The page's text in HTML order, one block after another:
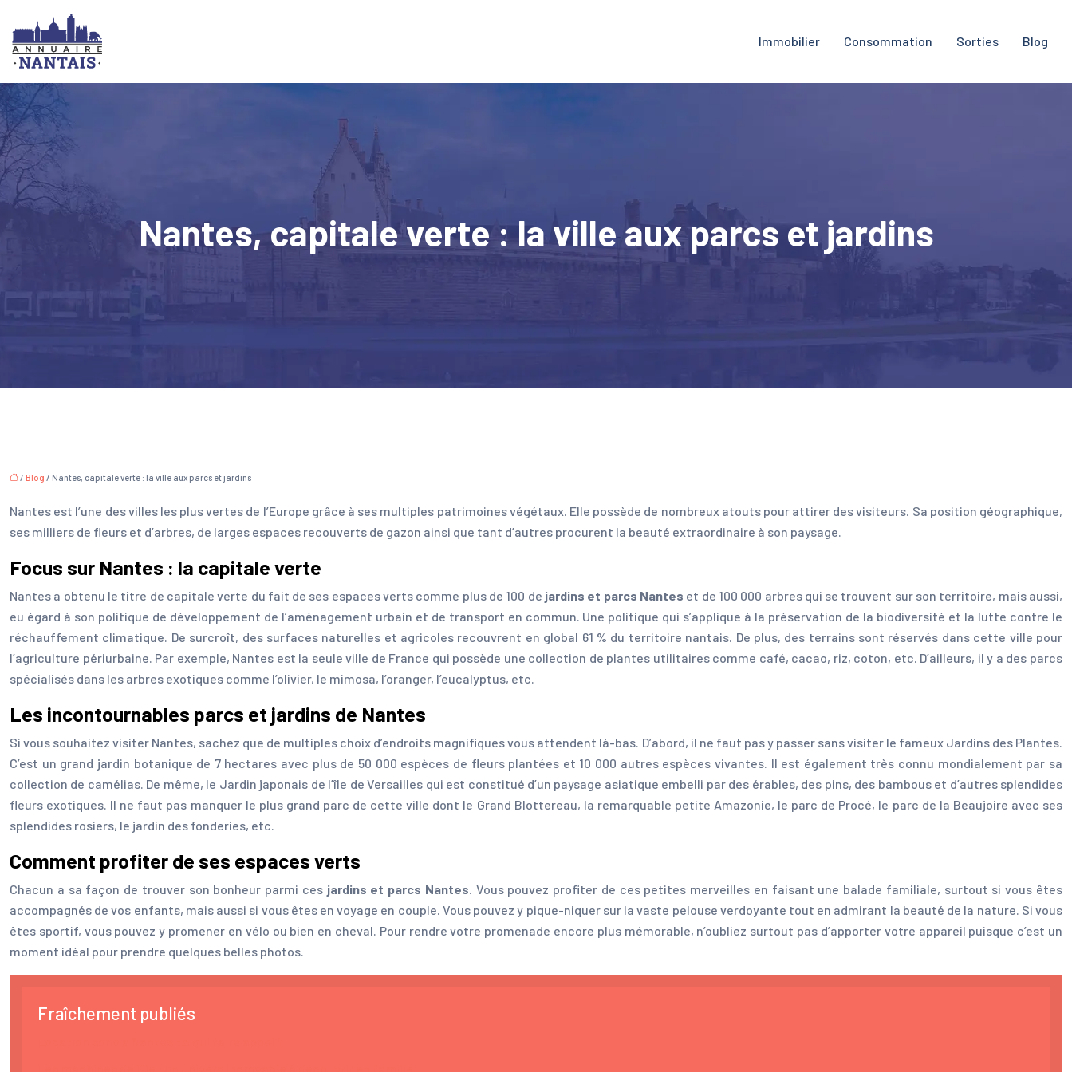
Immobilier Consommation Sorties Blog
Nantes, capitale verte : la ville aux parcs et jardins
/ Blog / Nantes, capitale verte : la ville aux parcs et jardins
Nantes est l’une des villes les plus vertes de l’Europe grâce à ses multiples patrimoines végétaux. Elle possède de nombreux atouts pour attirer des visiteurs. Sa position géographique,
ses milliers de fleurs et d’arbres, de larges espaces recouverts de gazon ainsi que tant d’autres procurent la beauté extraordinaire à son paysage.
Focus sur Nantes : la capitale verte
Nantes a obtenu le titre de capitale verte du fait de ses espaces verts comme plus de 100 de jardins et parcs Nantes et de 100 000 arbres qui se trouvent sur son territoire, mais aussi,
eu égard à son politique de développement de l’aménagement urbain et de transport en commun. Une politique qui s’applique à la préservation de la biodiversité et la lutte contre le
réchauffement climatique. De surcroît, des surfaces naturelles et agricoles recouvrent en global 61 % du territoire nantais. De plus, des terrains sont réservés dans cette ville pour
l’agriculture périurbaine. Par exemple, Nantes est la seule ville de France qui possède une collection de plantes utilitaires comme café, cacao, riz, coton, etc. D’ailleurs, il y a des parcs
spécialisés dans les arbres exotiques comme l’olivier, le mimosa, l’oranger, l’eucalyptus, etc.
Les incontournables parcs et jardins de Nantes
Si vous souhaitez visiter Nantes, sachez que de multiples choix d’endroits magnifiques vous attendent là-bas. D’abord, il ne faut pas y passer sans visiter le fameux Jardins des Plantes.
C’est un grand jardin botanique de 7 hectares avec plus de 50 000 espèces de fleurs plantées et 10 000 autres espèces vivantes. Il est également très connu mondialement par sa
collection de camélias. De même, le Jardin japonais de l’île de Versailles qui est constitué d’un paysage asiatique embelli par des érables, des pins, des bambous et d’autres splendides
fleurs exotiques. Il ne faut pas manquer le plus grand parc de cette ville dont le Grand Blottereau, la remarquable petite Amazonie, le parc de Procé, le parc de la Beaujoire avec ses
splendides rosiers, le jardin des fonderies, etc.
Comment profiter de ses espaces verts
Chacun a sa façon de trouver son bonheur parmi ces jardins et parcs Nantes. Vous pouvez profiter de ces petites merveilles en faisant une balade familiale, surtout si vous êtes
accompagnés de vos enfants, mais aussi si vous êtes en voyage en couple. Vous pouvez y pique-niquer sur la vaste pelouse verdoyante tout en admirant la beauté de la nature. Si vous
êtes sportif, vous pouvez y promener en vélo ou bien en cheval. Pour rendre votre promenade encore plus mémorable, n’oubliez surtout pas d’apporter votre appareil puisque c’est un
moment idéal pour prendre quelques belles photos.
Fraîchement publiés